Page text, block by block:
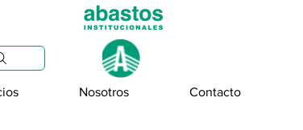
Nosotros Contacto